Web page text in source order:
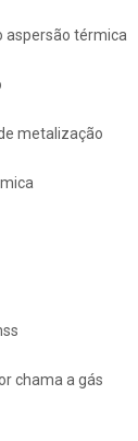
aspersão térmica
metalização
chama a gás